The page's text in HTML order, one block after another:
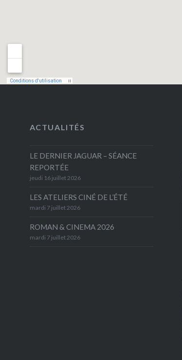
ACTUALITÉS
LE DERNIER JAGUAR – SÉANCE
REPORTÉE
jeudi 16 juillet 2026
LES ATELIERS CINÉ DE L’ÉTÉ
mardi 7 juillet 2026
ROMAN & CINEMA 2026
mardi 7 juillet 2026